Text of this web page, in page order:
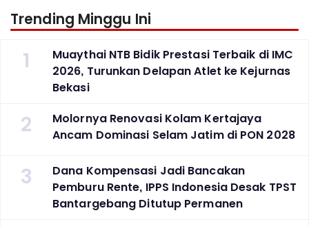
Trending Minggu Ini
1
Muaythai NTB Bidik Prestasi Terbaik di IMC
2026, Turunkan Delapan Atlet ke Kejurnas
Bekasi
2
Molornya Renovasi Kolam Kertajaya
Ancam Dominasi Selam Jatim di PON 2028
3
Dana Kompensasi Jadi Bancakan
Pemburu Rente, IPPS Indonesia Desak TPST
Bantargebang Ditutup Permanen